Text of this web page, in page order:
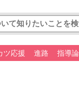
ツ応援 進路 指導論